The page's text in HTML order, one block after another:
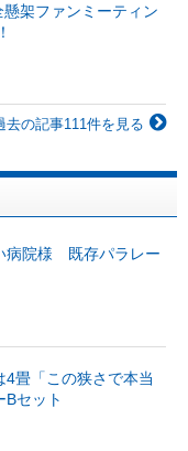
懸架ファンミーティン
去の記事111件を見る
病院様 既存パラレー
4畳「この狭さで本当
Bセット